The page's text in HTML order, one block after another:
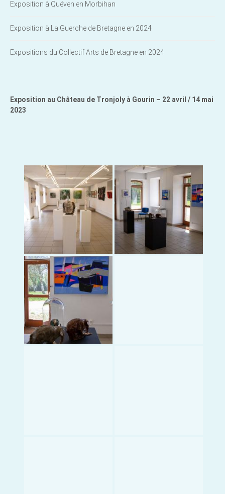
Exposition à Quéven en Morbihan
Exposition à La Guerche de Bretagne en 2024
Expositions du Collectif Arts de Bretagne en 2024
Exposition au Château de Tronjoly à Gourin – 22 avril / 14 mai
2023